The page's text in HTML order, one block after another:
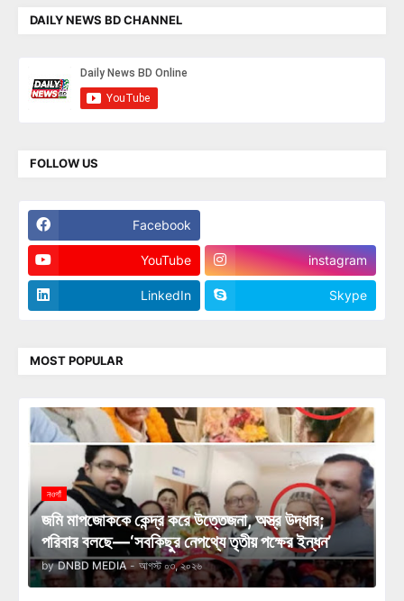
DAILY NEWS BD CHANNEL
FOLLOW US
Facebook
YouTube instagram
LinkedIn Skype
MOST POPULAR
নওগাঁ
জমি মাপজোককে কেন্দ্র করে উত্তেজনা, অস্ত্র উদ্ধার;
পরিবার বলছে—‘সবকিছুর নেপথ্যে তৃতীয় পক্ষের ইন্ধন’
by DNBD MEDIA - আগস্ট ০৩, ২০২৬